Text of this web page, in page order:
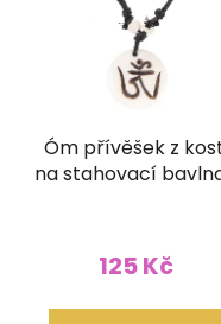
Óm přívěšek z
na stahovací
125 Kč